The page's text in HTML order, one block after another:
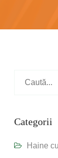
Categorii
Haine